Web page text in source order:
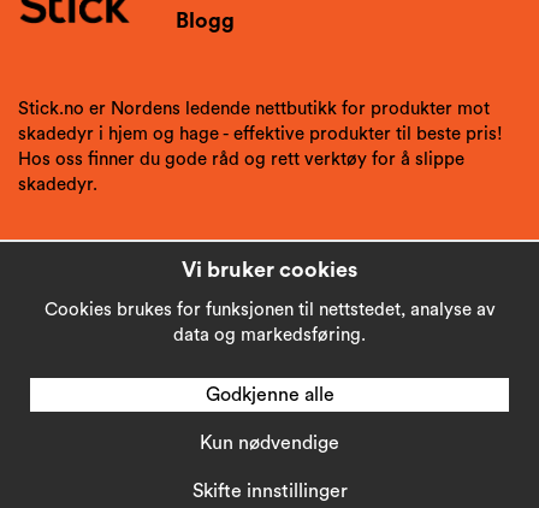
Blogg
Stick.no er Nordens ledende nettbutikk for produkter mot
skadedyr i hjem og hage - effektive produkter til beste pris!
Hos oss finner du gode råd og rett verktøy for å slippe
skadedyr.
Vi bruker cookies
Cookies brukes for funksjonen til nettstedet, analyse av
data og markedsføring.
Skifte innstillinger
Kun nødvendige
Godkjenne alle